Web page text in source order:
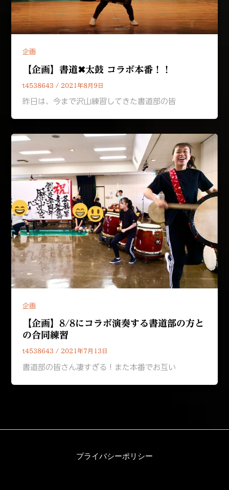
企画
【企画】書道✖︎太鼓 コラボ本番！！
t4538643 / 2021年8月9日
昨日は、今まで沢山練習してきた書道部の皆
企画
【企画】8/8にコラボ演奏する書道部の方と
の合同練習
t4538643 / 2021年7月13日
書道部の皆さん凄すぎる！また本番でお互い
プライバシーポリシー